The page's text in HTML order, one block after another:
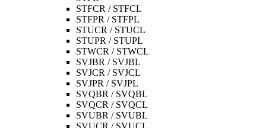
STFCR / STFCL
STFPR / STFPL
STUCR / STUCL
STUPR / STUPL
STWCR / STWCL
SVJBR / SVJBL
SVJCR / SVJCL
SVJPR / SVJPL
SVQBR / SVQBL
SVQCR / SVQCL
SVUBR / SVUBL
SVUCR / SVUCL